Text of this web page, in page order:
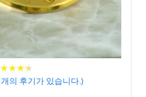
★★★★
★★★★
개의 후기가 있습니다.)